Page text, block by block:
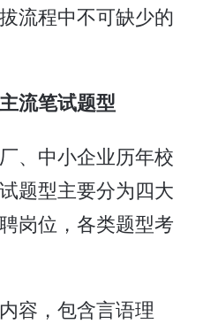
流程中不可缺少的
流笔试题型
、中小企业历年校
题型主要分为四大
岗位，各类题型考
容，包含言语理